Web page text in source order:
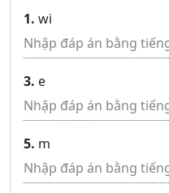
1. wi
3. e
5. m